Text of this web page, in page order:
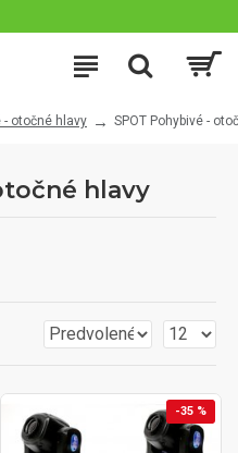
- otočné hlavy SPOT Pohybivé -
hlavy
-35 %